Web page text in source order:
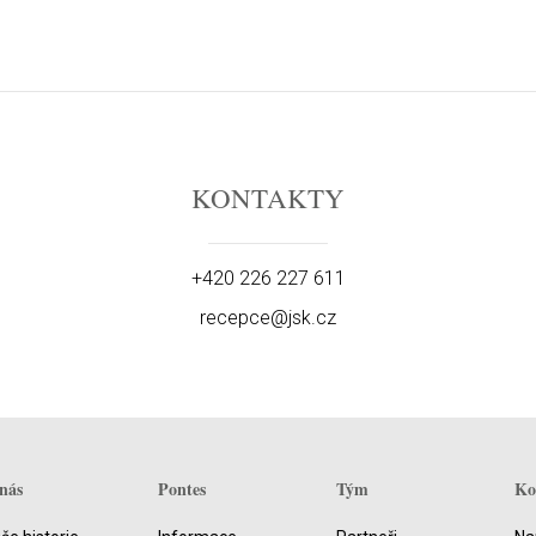
KONTAKTY
+420 226 227 611
recepce@jsk.cz
Pontes Tým